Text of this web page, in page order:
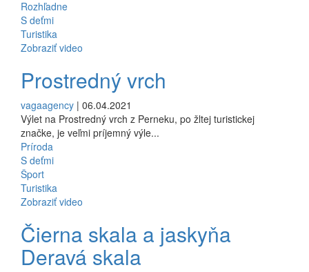
Rozhľadne
S deťmi
Turistika
Zobraziť video
Prostredný vrch
vagaagency | 06.04.2021
Výlet na Prostredný vrch z Perneku, po žltej turistickej
značke, je veľmi príjemný výle...
Príroda
S deťmi
Šport
Turistika
Zobraziť video
Čierna skala a jaskyňa
Deravá skala